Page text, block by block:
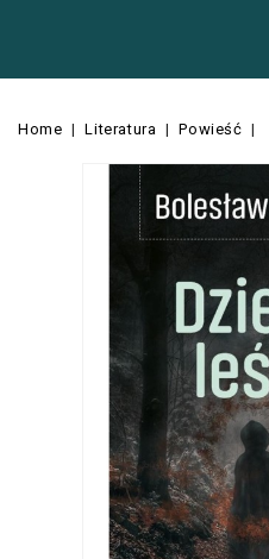
Home Literatura Powieść